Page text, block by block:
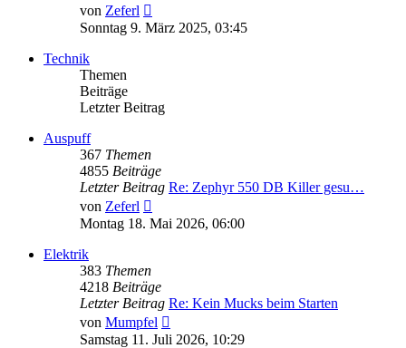
von Zeferl
Beitrag
Sonntag 9. März 2025, 03:45
Technik
Themen
Beiträge
Letzter Beitrag
Auspuff
367 Themen
4855 Beiträge
Letzter Beitrag Re: Zephyr 550 DB Killer gesu…
von Zeferl
Beitrag
Montag 18. Mai 2026, 06:00
Elektrik
383 Themen
4218 Beiträge
Letzter Beitrag Re: Kein Mucks beim Starten
von Mumpfel
Beitrag
Samstag 11. Juli 2026, 10:29